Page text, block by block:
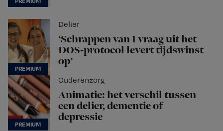
Delier
‘Schrappen van 1 vraag uit het
DOS-protocol levert tijdswinst
op’
Ouderenzorg
Animatie: het verschil tussen
een delier, dementie of
depressie